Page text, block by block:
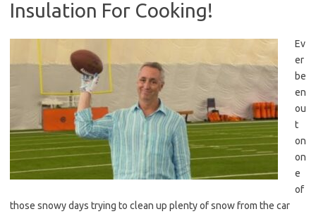
Insulation For Cooking!
Ev
er
be
en
ou
t
on
on
e
of
those snowy days trying to clean up plenty of snow from the car